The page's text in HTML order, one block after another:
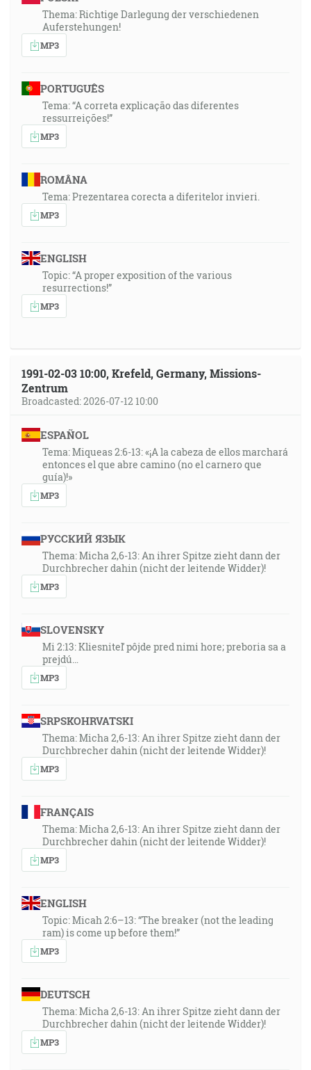
Thema: Richtige Darlegung der verschiedenen
Auferstehungen!
MP3
PORTUGUÊS
Tema: “A correta explicação das diferentes
ressurreições!”
MP3
ROMÂNA
Tema: Prezentarea corecta a diferitelor invieri.
MP3
ENGLISH
Topic: “A proper exposition of the various
resurrections!”
MP3
1991-02-03 10:00, Krefeld, Germany, Missions-
Zentrum
Broadcasted: 2026-07-12 10:00
ESPAÑOL
Tema: Miqueas 2:6-13: «¡A la cabeza de ellos marchará
entonces el que abre camino (no el carnero que
guía)!»
MP3
РУССКИЙ ЯЗЫК
Thema: Micha 2,6-13: An ihrer Spitze zieht dann der
Durchbrecher dahin (nicht der leitende Widder)!
MP3
SLOVENSKY
Mi 2:13: Kliesniteľ pôjde pred nimi hore; preboria sa a
prejdú…
MP3
SRPSKOHRVATSKI
Thema: Micha 2,6-13: An ihrer Spitze zieht dann der
Durchbrecher dahin (nicht der leitende Widder)!
MP3
FRANÇAIS
Thema: Micha 2,6-13: An ihrer Spitze zieht dann der
Durchbrecher dahin (nicht der leitende Widder)!
MP3
ENGLISH
Topic: Micah 2:6–13: “The breaker (not the leading
ram) is come up before them!”
MP3
DEUTSCH
Thema: Micha 2,6-13: An ihrer Spitze zieht dann der
Durchbrecher dahin (nicht der leitende Widder)!
MP3